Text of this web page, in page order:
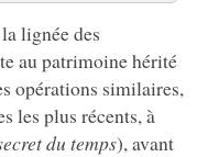
lignée des
au patrimoine hérité
opérations similaires,
les plus récents, à
du temps), avant